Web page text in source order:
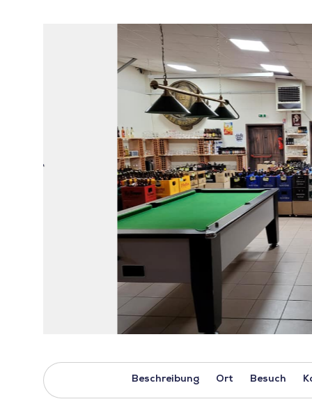
Beschreibung Ort Besuch